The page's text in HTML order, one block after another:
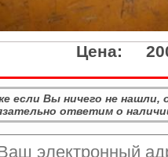
Цена:
если Вы ничего не
ответим о